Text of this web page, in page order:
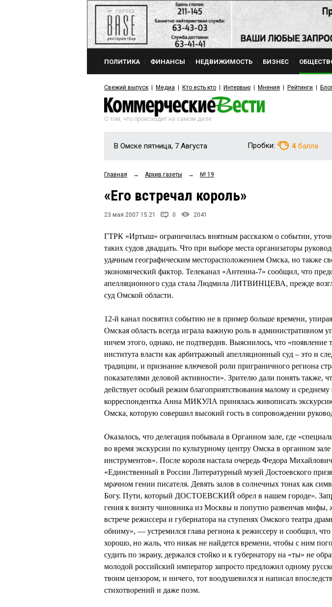
ПОЛИТИКА ФИНАНСЫ НЕДВИЖИМОСТЬ БИЗНЕС
Свежий выпуск Медиа Кто есть кто Интервью Мнения Рейтинги
О том, что происходит на самом деле
В Омске пятница, 7 Августа Пробки: 4 балла
Главная → Архив газеты → № 19
«Его встречал король»
23 мая 2007 15:21 0 2041
ГТРК «Иртыш» ограничилась внятным рассказом о событии,
таких судов двадцать. Что при выборе места организаторы
удачным географическим месторасположением Омска, но также
экономический фактор. Телеканал «Антенна-7» сообщил, что
апелляционного суда стала Людмила ЛИТВИНЦЕВА, прежде
суд Омской области.
12-й канал посвятил событию не в пример больше времени,
Омская область всегда играла важную роль в административном
ничем этого, однако, не подтвердив. Выяснилось, что «появление
института власти как арбитражный апелляционный суд – это и
традиции, и признание ключевой роли приграничного региона
показателями деловой активности». Зрителю дали понять также,
действует особый режим благоприятствования малому и среднему
корреспондентка Анна МИКУЛА принялась живописать
Омска, которую совершил высокий гость в сопровождении
Оказалось, что делегация побывала в Органном зале, где
во время экскурсии по культурному центру Омска в органном зале
инструментов». После короля настала очередь Федора
«Единственный в России Литературный музей Достоевского
мрачном гении писателя. Девять залов в солнечных тонах как
Богу. Пути, который ДОСТОЕВСКИЙ обрел в нашем городе».
гения к визиту чиновника из Москвы и попутно развенчав мифы,
встрече режиссера и губернатора на ступенях Омского театра
обниму», — устремился глава региона к режиссеру и сообщил,
хорошо, но жаль, что никак не найдется времени, чтобы с ним
судить по экрану, держался стойко и к губернатору на «ты» не
молодой российский император запросто предложил одному
твоим цензором, и ничего, тот воодушевился и написал
стихотворений и даже поэм.